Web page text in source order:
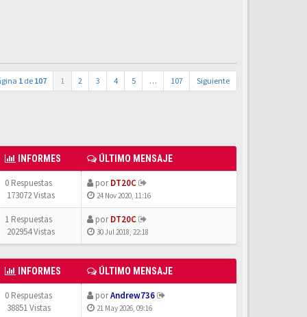
1 de 107 1 2 3 4 5 … 107 Siguiente
INFORMES ÚLTIMO MENSAJE
0 Respuestas
173072 Vistas
porDT20C
24 Nov 2020, 11:16
1 Respuestas
202954 Vistas
porDT20C
30 Jul 2018, 22:18
INFORMES ÚLTIMO MENSAJE
0 Respuestas
38851 Vistas
porAndrew736
21 May 2026, 09:16